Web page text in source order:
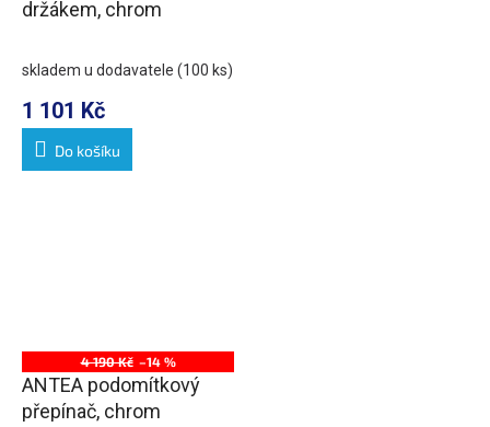
držákem, chrom
skladem u dodavatele (100 ks)
1 101 Kč
Do košíku
4 190 Kč –14 %
ANTEA podomítkový
přepínač, chrom